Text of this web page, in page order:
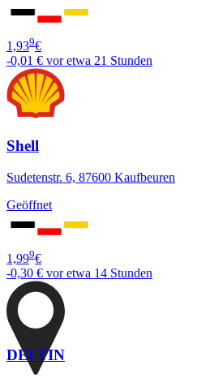
1,939€
-0,01 € vor etwa 21 Stunden
Shell
Sudetenstr. 6, 87600 Kaufbeuren
Geöffnet
1,999€
-0,30 € vor etwa 14 Stunden
DELTIN